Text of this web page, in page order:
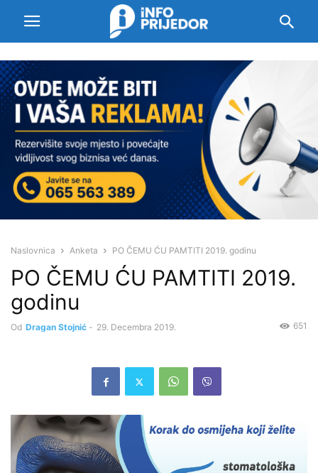
Naslovnica Anketa PO ČEMU ĆU PAMTITI 2019. godinu
PO ČEMU ĆU PAMTITI 2019.
godinu
Od Dragan Stojnić - 29. Decembra 2019. 651